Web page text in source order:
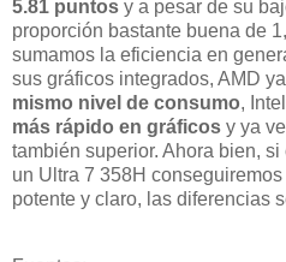
5.81 puntos y a pesar de su
proporción bastante buena de
sumamos la eficiencia en
sus gráficos integrados, AMD
mismo nivel de consumo,
más rápido en gráficos y ya
también superior. Ahora bien,
un Ultra 7 358H
potente y claro, las diferencias